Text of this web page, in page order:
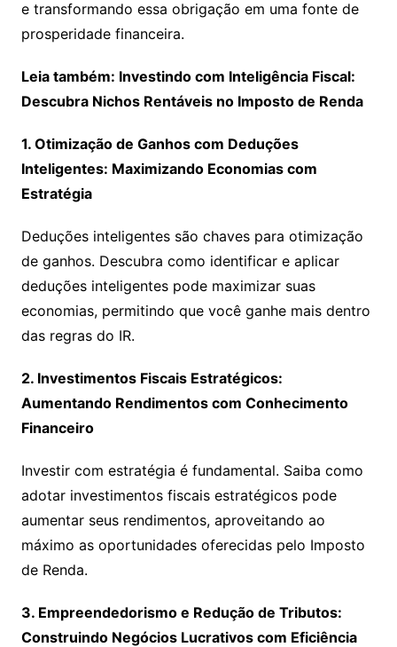
e transformando essa obrigação em uma fonte de
prosperidade financeira.
Leia também: Investindo com Inteligência Fiscal:
Descubra Nichos Rentáveis no Imposto de Renda
1. Otimização de Ganhos com Deduções
Inteligentes: Maximizando Economias com
Estratégia
Deduções inteligentes são chaves para otimização
de ganhos. Descubra como identificar e aplicar
deduções inteligentes pode maximizar suas
economias, permitindo que você ganhe mais dentro
das regras do IR.
2. Investimentos Fiscais Estratégicos:
Aumentando Rendimentos com Conhecimento
Financeiro
Investir com estratégia é fundamental. Saiba como
adotar investimentos fiscais estratégicos pode
aumentar seus rendimentos, aproveitando ao
máximo as oportunidades oferecidas pelo Imposto
de Renda.
3. Empreendedorismo e Redução de Tributos:
Construindo Negócios Lucrativos com Eficiência